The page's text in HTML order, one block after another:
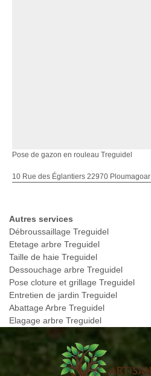
Pose de gazon en rouleau Treguidel
10 Rue des Églantiers 22970 Ploumagoar
Autres services
Débroussaillage Treguidel
Etetage arbre Treguidel
Taille de haie Treguidel
Dessouchage arbre Treguidel
Pose cloture et grillage Treguidel
Entretien de jardin Treguidel
Abattage Arbre Treguidel
Elagage arbre Treguidel